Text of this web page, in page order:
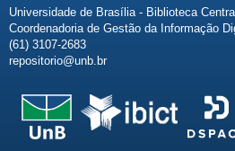
Universidade de Brasília - Biblioteca
Coordenadoria de Gestão da Informação
(61) 3107-2683
repositorio@unb.br